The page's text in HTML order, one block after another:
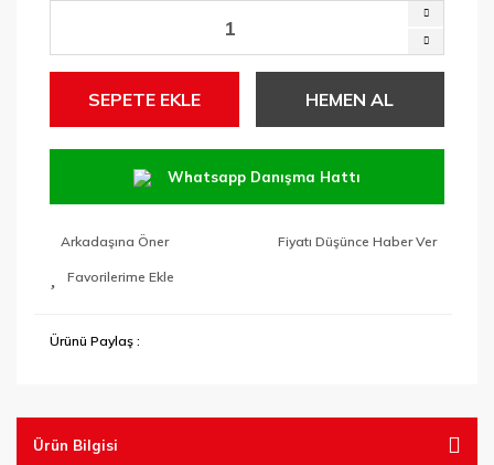
SEPETE EKLE HEMEN AL
Whatsapp Danışma Hattı
Arkadaşına Öner Fiyatı Düşünce Haber Ver
Ürünü Paylaş :
Ürün Bilgisi